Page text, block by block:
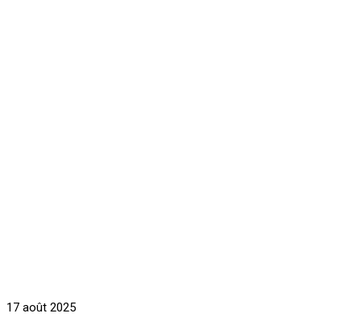
17 août 2025